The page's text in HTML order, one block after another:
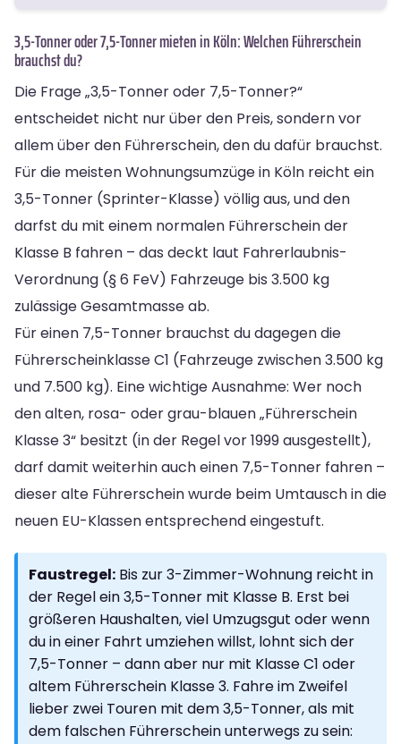
3,5-Tonner oder 7,5-Tonner mieten in Köln: Welchen Führerschein
brauchst du?
Die Frage „3,5-Tonner oder 7,5-Tonner?“
entscheidet nicht nur über den Preis, sondern vor
allem über den Führerschein, den du dafür brauchst.
Für die meisten Wohnungsumzüge in Köln reicht ein
3,5-Tonner (Sprinter-Klasse) völlig aus, und den
darfst du mit einem normalen Führerschein der
Klasse B fahren – das deckt laut Fahrerlaubnis-
Verordnung (§ 6 FeV) Fahrzeuge bis 3.500 kg
zulässige Gesamtmasse ab.
Für einen 7,5-Tonner brauchst du dagegen die
Führerscheinklasse C1 (Fahrzeuge zwischen 3.500 kg
und 7.500 kg). Eine wichtige Ausnahme: Wer noch
den alten, rosa- oder grau-blauen „Führerschein
Klasse 3“ besitzt (in der Regel vor 1999 ausgestellt),
darf damit weiterhin auch einen 7,5-Tonner fahren –
dieser alte Führerschein wurde beim Umtausch in die
neuen EU-Klassen entsprechend eingestuft.
Faustregel: Bis zur 3-Zimmer-Wohnung reicht in
der Regel ein 3,5-Tonner mit Klasse B. Erst bei
größeren Haushalten, viel Umzugsgut oder wenn
du in einer Fahrt umziehen willst, lohnt sich der
7,5-Tonner – dann aber nur mit Klasse C1 oder
altem Führerschein Klasse 3. Fahre im Zweifel
lieber zwei Touren mit dem 3,5-Tonner, als mit
dem falschen Führerschein unterwegs zu sein: